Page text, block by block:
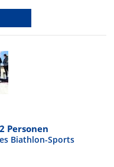
Personen
Biathlon-Sports